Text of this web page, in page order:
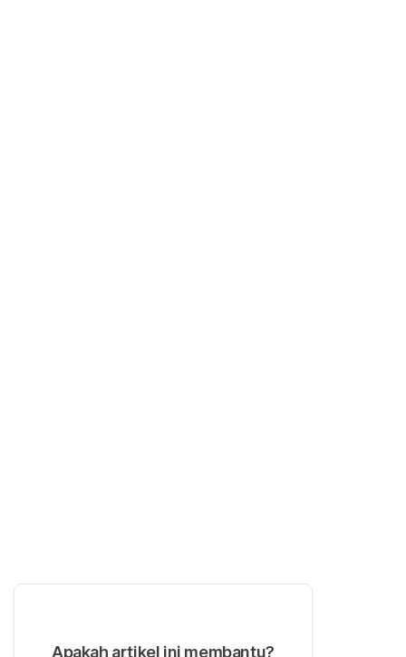
Apakah artikel ini membantu?